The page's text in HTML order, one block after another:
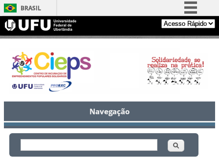
BRASIL
Simplifique!
Comunica BR
Participe
Acesso à informação
Legislação
Canais
Navegação
Formulário de busca
Buscar